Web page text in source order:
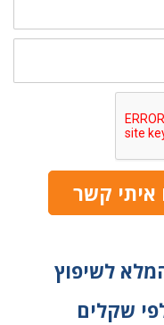
איתי קשר
לשיפוץ
שקלים